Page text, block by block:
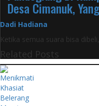
Desa Cimanuk,
Dadi Hadiana
Ketika semua suara bisa
Related Posts